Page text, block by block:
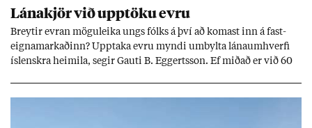
Lána­kjör við upp­töku evru
Breyt­ir evr­an mögu­leika ungs fólks á því að kom­ast inn á fast­
eigna­mark­að­inn? Upp­taka evru myndi um­bylta lánaum­hverfi
ís­lenskra heim­ila, seg­ir Gauti B. Eggerts­son. Ef mið­að er við 60